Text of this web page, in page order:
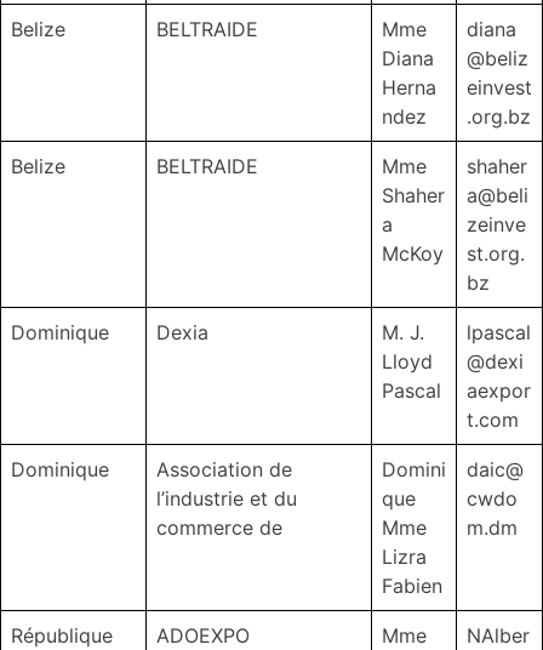
Belize BELTRAIDE
Mme
Diana
Herna
ndez
diana
@beliz
einvest
.org.bz
Belize BELTRAIDE
Mme
Shaher
a
McKoy
shaher
a@beli
zeinve
st.org.
bz
Dominique Dexia
M. J.
Lloyd
Pascal
lpascal
@dexi
aexpor
t.com
Dominique
Association de
l’industrie et du
commerce de
Domini
que
Mme
Lizra
Fabien
daic@
cwdo
m.dm
République
ADOEXPO
Mme
NAlber